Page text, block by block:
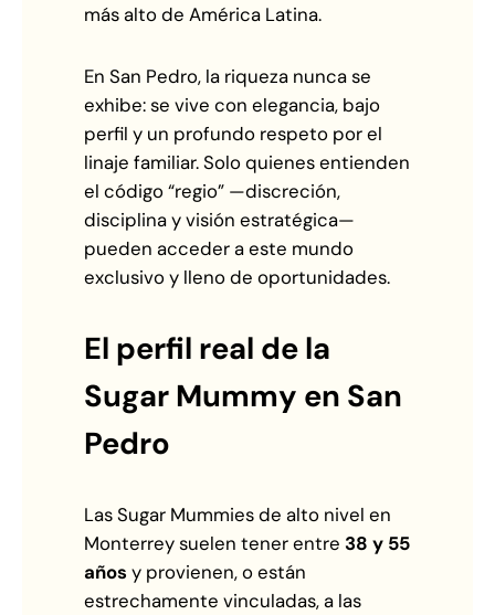
más alto de América Latina.
En San Pedro, la riqueza nunca se
exhibe: se vive con elegancia, bajo
perfil y un profundo respeto por el
linaje familiar. Solo quienes entienden
el código “regio” —discreción,
disciplina y visión estratégica—
pueden acceder a este mundo
exclusivo y lleno de oportunidades.
El perfil real de la
Sugar Mummy en San
Pedro
Las Sugar Mummies de alto nivel en
Monterrey suelen tener entre 38 y 55
años y provienen, o están
estrechamente vinculadas, a las